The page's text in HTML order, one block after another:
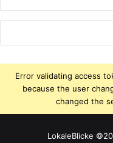
Error validating access
because the user
changed the
LokaleBlicke